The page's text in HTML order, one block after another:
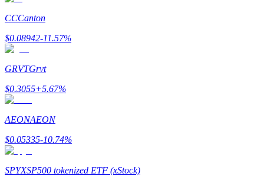
CCCanton
$0.08942-11.57%
GRVTGrvt
$0.3055+5.67%
AEONAEON
$0.05335-10.74%
SPYXSP500 tokenized ETF (xStock)